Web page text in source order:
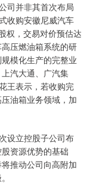
司并非其首次布局
收购安徽尼威汽车
权，交易对价预估达
压燃油箱系统的研
模化生产的完整业
汽大通、广汽集
王表示，若收购完
油箱业务领域，加
设立控股子公司布
资源优势的基础
推动公司向高附加